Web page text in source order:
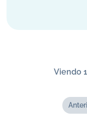
Viendo